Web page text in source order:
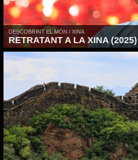
DESCOBRINT EL MÓN / XINA
RETRATANT A LA XINA (2025)